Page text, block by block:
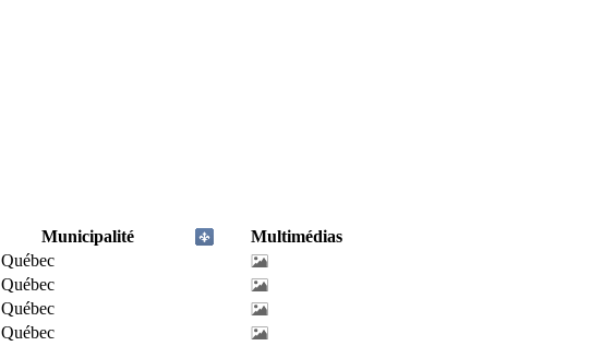
Municipalité
Multimédias
Québec
Québec
Québec
Québec